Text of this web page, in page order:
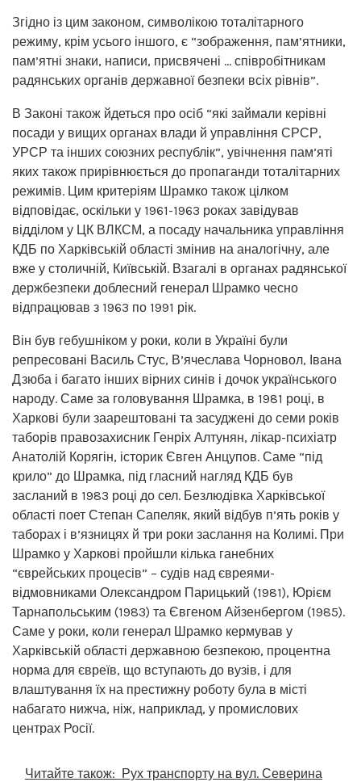
Згідно із цим законом, символікою тоталітарного
режиму, крім усього іншого, є “зображення, пам’ятники,
пам’ятні знаки, написи, присвячені … співробітникам
радянських органів державної безпеки всіх рівнів”.
В Законі також йдеться про осіб “які займали керівні
посади у вищих органах влади й управління СРСР,
УРСР та інших союзних республік”, увічнення пам’яті
яких також прирівнюється до пропаганди тоталітарних
режимів. Цим критеріям Шрамко також цілком
відповідає, оскільки у 1961-1963 роках завідував
відділом у ЦК ВЛКСМ, а посаду начальника управління
КДБ по Харківській області змінив на аналогічну, але
вже у столичній, Київській. Взагалі в органах радянської
держбезпеки доблесний генерал Шрамко чесно
відпрацював з 1963 по 1991 рік.
Він був гебушніком у роки, коли в Україні були
репресовані Василь Стус, В’ячеслава Чорновол, Івана
Дзюба і багато інших вірних синів і дочок українського
народу. Саме за головування Шрамка, в 1981 році, в
Харкові були заарештовані та засуджені до семи років
таборів правозахисник Генріх Алтунян, лікар-психіатр
Анатолій Корягін, історик Євген Анцупов. Саме “під
крило” до Шрамка, під гласний нагляд КДБ був
засланий в 1983 році до сел. Безлюдівка Харківської
області поет Степан Сапеляк, який відбув п’ять років у
таборах і в’язницях й три роки заслання на Колимі. При
Шрамко у Харкові пройшли кілька ганебних
“єврейських процесів” – судів над євреями-
відмовниками Олександром Парицький (1981), Юрієм
Тарнапольським (1983) та Євгеном Айзенбергом (1985).
Саме у роки, коли генерал Шрамко кермував у
Харківській області державною безпекою, процентна
норма для євреїв, що вступають до вузів, і для
влаштування їх на престижну роботу була в місті
набагато нижча, ніж, наприклад, у промислових
центрах Росії.
Читайте також: Рух транспорту на вул. Северина